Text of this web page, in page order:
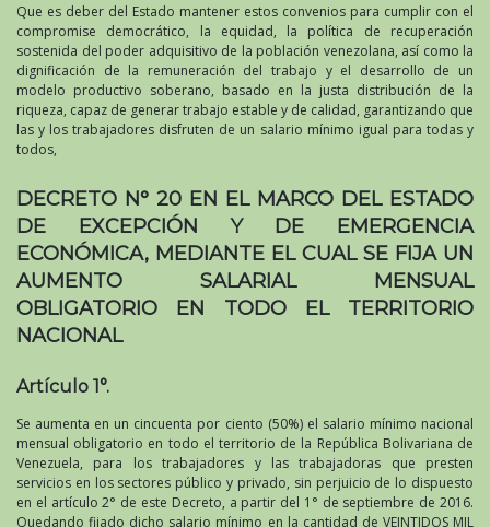
Que es deber del Estado mantener estos convenios para cumplir con el
compromise democrático, la equidad, la política de recuperación
sostenida del poder adquisitivo de la población venezolana, así como la
dignificación de la remuneración del trabajo y el desarrollo de un
modelo productivo soberano, basado en la justa distribución de la
riqueza, capaz de generar trabajo estable y de calidad, garantizando que
las y los trabajadores disfruten de un salario mínimo igual para todas y
todos,
DECRETO N° 20 EN EL MARCO DEL ESTADO
DE EXCEPCIÓN Y DE EMERGENCIA
ECONÓMICA, MEDIANTE EL CUAL SE FIJA UN
AUMENTO SALARIAL MENSUAL
OBLIGATORIO EN TODO EL TERRITORIO
NACIONAL
Artículo 1°.
Se aumenta en un cincuenta por ciento (50%) el salario mínimo nacional
mensual obligatorio en todo el territorio de la República Bolivariana de
Venezuela, para los trabajadores y las trabajadoras que presten
servicios en los sectores público y privado, sin perjuicio de lo dispuesto
en el artículo 2° de este Decreto, a partir del 1° de septiembre de 2016.
Quedando fijado dicho salario mínimo en la cantidad de VEINTIDOS MIL